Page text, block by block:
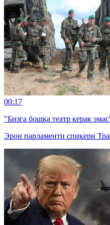
00:17
"Бизга бошқа театр керак
Эрон парламенти спикери